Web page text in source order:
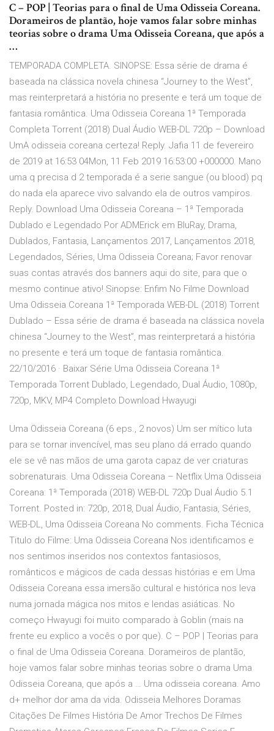
C – POP | Teorias para o final de Uma Odisseia Coreana.
Dorameiros de plantão, hoje vamos falar sobre minhas
teorias sobre o drama Uma Odisseia Coreana, que após a
…
TEMPORADA COMPLETA. SINOPSE: Essa série de drama é
baseada na clássica novela chinesa “Journey to the West”,
mas reinterpretará a história no presente e terá um toque de
fantasia romântica. Uma Odisseia Coreana 1ª Temporada
Completa Torrent (2018) Dual Áudio WEB-DL 720p – Download
UmA odisseia coreana certeza! Reply. Jafia 11 de fevereiro
de 2019 at 16:53 04Mon, 11 Feb 2019 16:53:00 +000000. Mano
uma q precisa d 2 temporada é a serie sangue (ou blood) pq
do nada ela aparece vivo salvando ela de outros vampiros.
Reply. Download Uma Odisseia Coreana – 1ª Temporada
Dublado e Legendado Por ADMErick em BluRay, Drama,
Dublados, Fantasia, Lançamentos 2017, Lançamentos 2018,
Legendados, Séries, Uma Odisseia Coreana; Favor renovar
suas contas através dos banners aqui do site, para que o
mesmo continue ativo! Sinopse: Enfim No Filme Download
Uma Odisseia Coreana 1ª Temporada WEB-DL (2018) Torrent
Dublado – Essa série de drama é baseada na clássica novela
chinesa “Journey to the West”, mas reinterpretará a história
no presente e terá um toque de fantasia romântica.
22/10/2016 · Baixar Série Uma Odisseia Coreana 1ª
Temporada Torrent Dublado, Legendado, Dual Áudio, 1080p,
720p, MKV, MP4 Completo Download Hwayugi
Uma Odisseia Coreana (6 eps., 2 novos) Um ser mítico luta
para se tornar invencível, mas seu plano dá errado quando
ele se vê nas mãos de uma garota capaz de ver criaturas
sobrenaturais. Uma Odisseia Coreana – Netflix Uma Odisseia
Coreana: 1ª Temporada (2018) WEB-DL 720p Dual Áudio 5.1
Torrent. Posted in: 720p, 2018, Dual Áudio, Fantasia, Séries,
WEB-DL, Uma Odisseia Coreana No comments. Ficha Técnica
Titulo do Filme: Uma Odisseia Coreana Nos identificamos e
nos sentimos inseridos nos contextos fantasiosos,
românticos e mágicos de cada dessas histórias e em Uma
Odisseia Coreana essa imersão cultural e histórica nos leva
numa jornada mágica nos mitos e lendas asiáticas. No
começo Hwayugi foi muito comparado à Goblin (mais na
frente eu explico a vocês o por que). C – POP | Teorias para
o final de Uma Odisseia Coreana. Dorameiros de plantão,
hoje vamos falar sobre minhas teorias sobre o drama Uma
Odisseia Coreana, que após a … Uma odisseia coreana. Amo
d+ melhor dor ama da vida. Odisseia Melhores Doramas
Citações De Filmes História De Amor Trechos De Filmes